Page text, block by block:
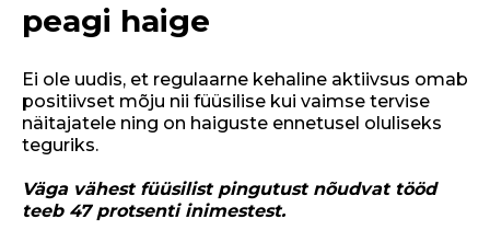
peagi haige
Ei ole uudis, et regulaarne kehaline aktiivsus omab
positiivset mõju nii füüsilise kui vaimse tervise
näitajatele ning on haiguste ennetusel oluliseks
teguriks.
Väga vähest füüsilist pingutust nõudvat tööd
teeb 47 protsenti inimestest.